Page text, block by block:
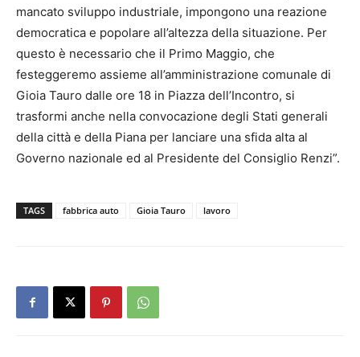
mancato sviluppo industriale, impongono una reazione
democratica e popolare all’altezza della situazione. Per
questo è necessario che il Primo Maggio, che
festeggeremo assieme all’amministrazione comunale di
Gioia Tauro dalle ore 18 in Piazza dell’Incontro, si
trasformi anche nella convocazione degli Stati generali
della città e della Piana per lanciare una sfida alta al
Governo nazionale ed al Presidente del Consiglio Renzi”.
TAGS fabbrica auto Gioia Tauro lavoro